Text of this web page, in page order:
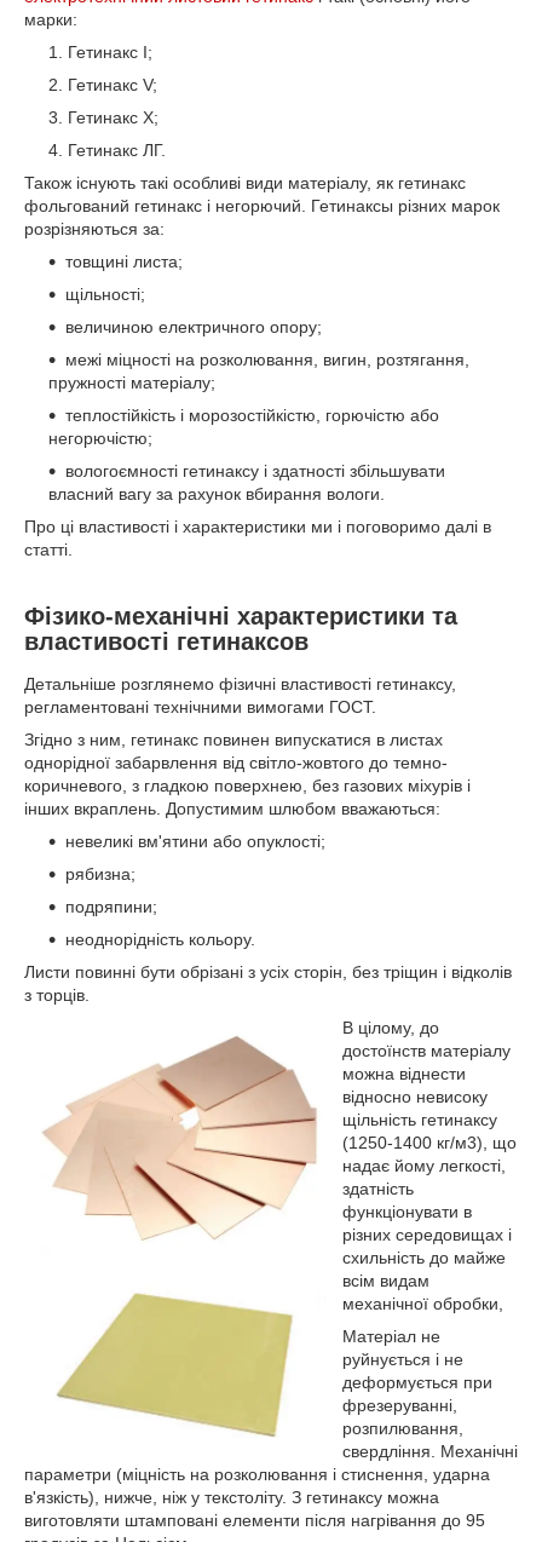
марки:
Гетинакс I;
Гетинакс V;
Гетинакс X;
Гетинакс ЛГ.
Також існують такі особливі види матеріалу, як гетинакс
фольгований гетинакс і негорючий. Гетинаксы різних марок
розрізняються за:
товщині листа;
щільності;
величиною електричного опору;
межі міцності на розколювання, вигин, розтягання,
пружності матеріалу;
теплостійкість і морозостійкістю, горючістю або
негорючістю;
вологоємності гетинаксу і здатності збільшувати
власний вагу за рахунок вбирання вологи.
Про ці властивості і характеристики ми і поговоримо далі в
статті.
Фізико-механічні характеристики та
властивості гетинаксов
Детальніше розглянемо фізичні властивості гетинаксу,
регламентовані технічними вимогами ГОСТ.
Згідно з ним, гетинакс повинен випускатися в листах
однорідної забарвлення від світло-жовтого до темно-
коричневого, з гладкою поверхнею, без газових міхурів і
інших вкраплень. Допустимим шлюбом вважаються:
невеликі вм'ятини або опуклості;
рябизна;
подряпини;
неоднорідність кольору.
Листи повинні бути обрізані з усіх сторін, без тріщин і відколів
з торців.
В цілому, до
достоїнств матеріалу
можна віднести
відносно невисоку
щільність гетинаксу
(1250-1400 кг/м3), що
надає йому легкості,
здатність
функціонувати в
різних середовищах і
схильність до майже
всім видам
механічної обробки,
Матеріал не
руйнується і не
деформується при
фрезеруванні,
розпилювання,
свердління. Механічні
параметри (міцність на розколювання і стиснення, ударна
в'язкість), нижче, ніж у текстоліту. З гетинаксу можна
виготовляти штамповані елементи після нагрівання до 95